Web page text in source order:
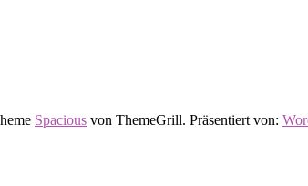
Spacious von ThemeGrill. Präsentiert von: